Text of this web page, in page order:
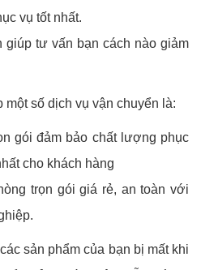
vụ tốt nhất.
giúp tư vấn bạn cách nào giảm
số dịch vụ vận chuyển là:
gói đảm bảo chất lượng phục
cho khách hàng
trọn gói giá rẻ, an toàn với
sản phẩm của bạn bị mất khi